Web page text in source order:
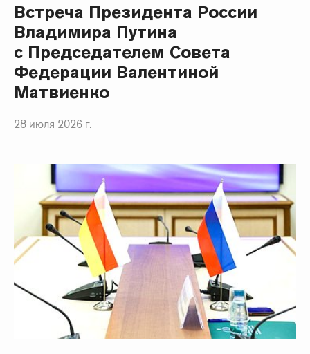
Встреча Президента России
Владимира Путина
с Председателем Совета
Федерации Валентиной
Матвиенко
28 июля 2026 г.